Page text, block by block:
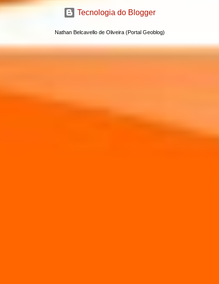
Tecnologia do Blogger
Nathan Belcavello de Oliveira (Portal Geoblog)